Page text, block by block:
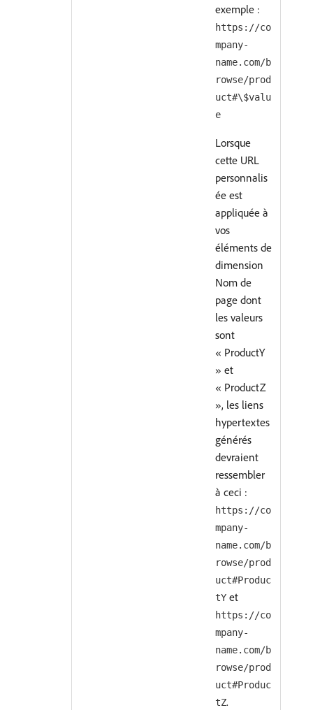
exemple :
https://co
mpany-
name.com/b
rowse/prod
uct#\$valu
e
Lorsque
cette URL
personnalis
ée est
appliquée à
vos
éléments de
dimension
Nom de
page dont
les valeurs
sont
« ProductY
» et
« ProductZ
», les liens
hypertextes
générés
devraient
ressembler
à ceci :
https://co
mpany-
name.com/b
rowse/prod
uct#Produc
tY et
https://co
mpany-
name.com/b
rowse/prod
uct#Produc
tZ.